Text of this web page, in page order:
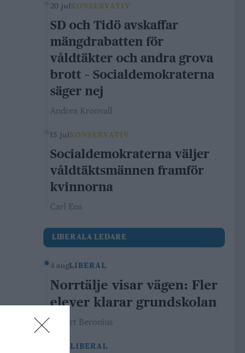
20 jul KONSERVATIV
SD och Tidö avskaffar
mängdrabatten för
våldtäkter och andra grova
brott – Socialdemokraterna
säger nej
Andrea Kronvall
15 jul KONSERVATIV
Socialdemokraterna väljer
våldtäktsmännen framför
kvinnorna
Carl Eos
LIBERALA LEDARE
4 augLIBERAL
Norrtälje visar vägen: Fler
elever klarar grundskolan
Robert Beronius
29 julLIBERAL